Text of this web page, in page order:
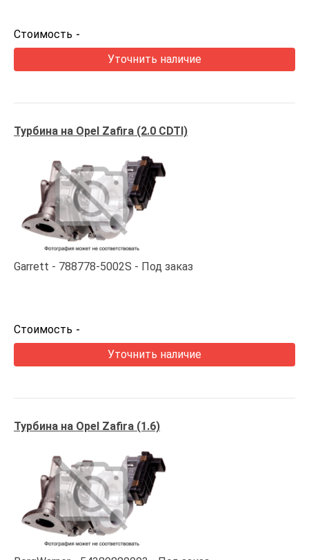
Стоимость -
Уточнить наличие
Турбина на Opel Zafira (2.0 CDTI)
Garrett 788778-5002S Под заказ
Стоимость -
Уточнить наличие
Турбина на Opel Zafira (1.6)